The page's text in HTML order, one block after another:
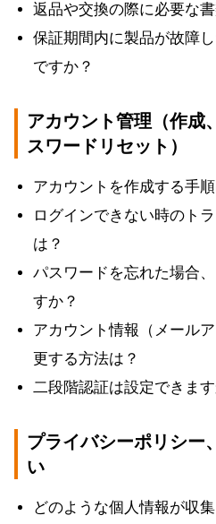
返品や交換の際に必要な
保証期間内に製品が故障
ですか？
アカウント管理（作成
スワードリセット）
アカウントを作成する手順
ログインできない時のト
は？
パスワードを忘れた場合
すか？
アカウント情報（メール
更する方法は？
二段階認証は設定できます
プライバシーポリシー
い
どのような個人情報が収